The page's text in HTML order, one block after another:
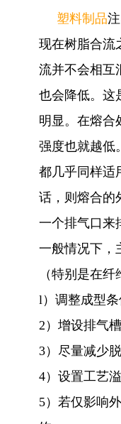
塑料制品
现在树脂合流
流并不会相互
也会降低。这
明显。在熔合
强度也就越低
都几乎同样适
话，则熔合的
一个排气口来
一般情况下，
（特别是在
l）调整成型
2）增设排气
3）尽量减少
4）设置工艺
5）若仅影响